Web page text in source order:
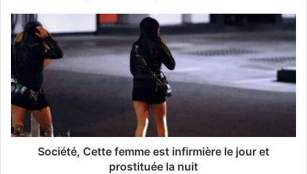
m
a
i
Société, Cette femme est infirmière le jour et
prostituée la nuit